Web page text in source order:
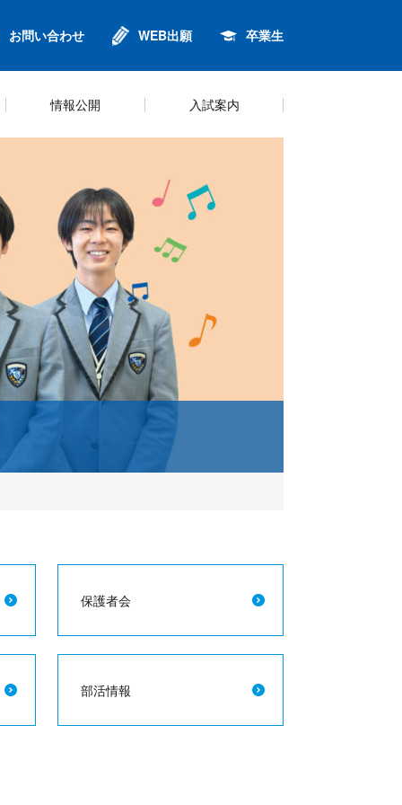
お問い合わせ WEB出願 卒業生
鈴6同窓会
英語・グローバル教育
キャリアプログラム
情報公開
プライバシーポリシー
シラバス
入試案内
保護者会
部活情報